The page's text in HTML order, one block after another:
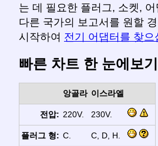
는 데 필요한 플러그, 소켓,
다른 국가의 보고서를 원할
시작하여 전기 어댑터를 찾으
빠른 차트 한 눈에보기
앙골라 이스라엘
전압: 220V. 230V.
플러그 형: C. C, D, H.